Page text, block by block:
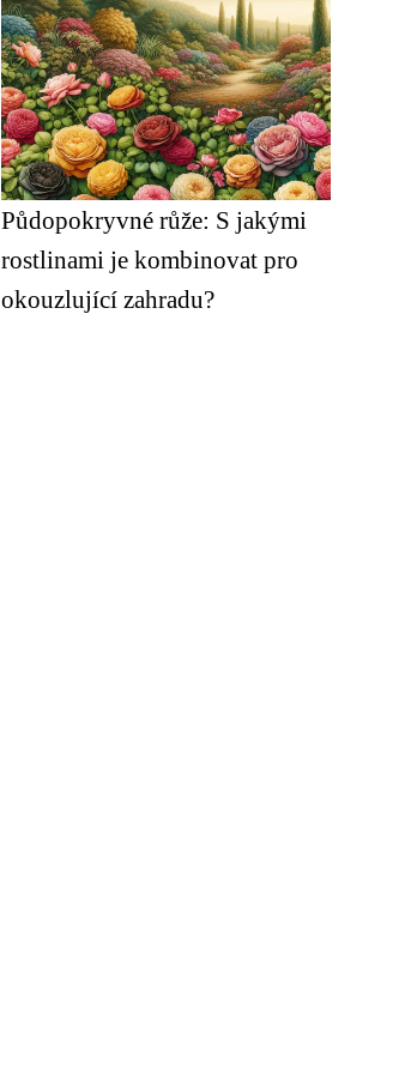
Půdopokryvné růže: S jakými
rostlinami je kombinovat pro
okouzlující zahradu?